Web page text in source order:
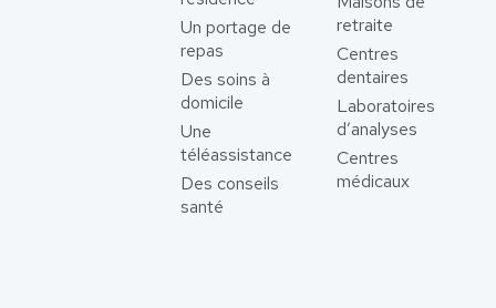
Un portage de
repas
Des soins à
domicile
Une
téléassistance
Des conseils
santé
retraite
Centres
dentaires
Laboratoires
d’analyses
Centres
médicaux